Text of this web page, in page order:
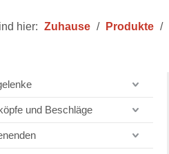
hier: Zuhause / Produkte /
und Beschläge